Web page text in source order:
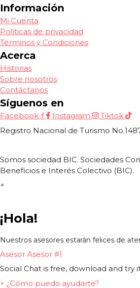
Información
Mi Cuenta
Políticas de privacidad
Términos y Condiciones
Acerca
Historias
Sobre nosotros
Contáctanos
Síguenos en
Facebook-f Instagram
Tiktok
Registro Nacional de Turismo
Somos sociedad BIC. Sociedades
Beneficios e Interés Colectivo (BIC).
×
¡Hola!
Nuestros asesores estarán felices de
Asesor Asesor #1
Social Chat is free, download and try
× ¿Cómo puedo ayudarte?